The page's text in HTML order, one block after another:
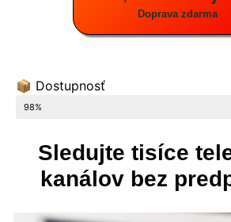
Doprava zdarma
📦 Dostupnosť
POSLEDNÉ 8 KUSY NA SKLADE
98%
Sledujte tisíce
kanálov bez